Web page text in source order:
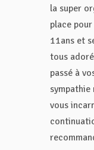
la super
place
11ans et
tous
passé à
vous